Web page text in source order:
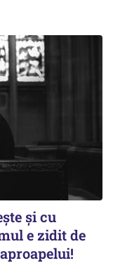
și cu
e zidit de